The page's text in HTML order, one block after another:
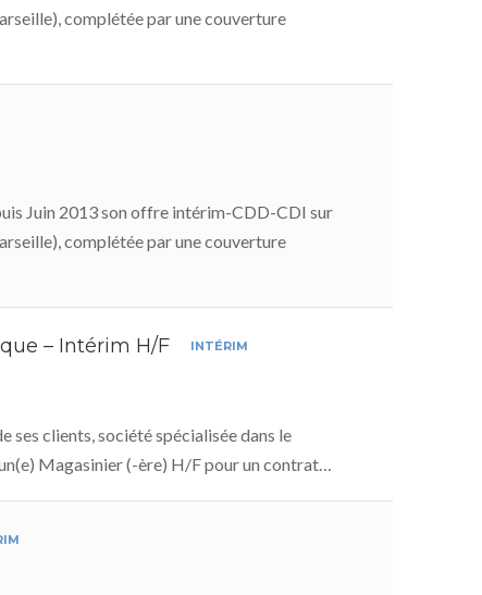
complétée par une couverture
Juin 2013 son offre intérim-CDD-CDI sur
complétée par une couverture
– Intérim H/F INTÉRIM
ses clients, société spécialisée dans le
Magasinier (-ère) H/F pour un contrat…